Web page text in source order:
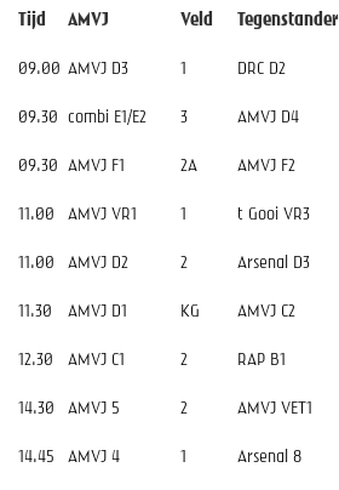
Tijd AMVJ Veld Tegenstander
09.00 AMVJ D3 1 DRC D2
09.30 combi E1/E2 3 AMVJ D4
09.30 AMVJ F1 2A AMVJ F2
11.00 AMVJ VR1 1 t Gooi VR3
11.00 AMVJ D2 2 Arsenal D3
11.30 AMVJ D1 KG AMVJ C2
12.30 AMVJ C1 2 RAP B1
14.30 AMVJ 5 2 AMVJ VET1
14.45 AMVJ 4 1 Arsenal 8